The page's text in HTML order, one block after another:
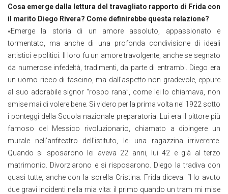
Cosa emerge dalla lettura del travagliato rapporto di Frida con
il marito Diego Rivera? Come definirebbe questa relazione?
«Emerge la storia di un amore assoluto, appassionato e
tormentato, ma anche di una profonda condivisione di ideali
artistici e politici. Il loro fu un amore travolgente, anche se segnato
da numerose infedeltà, tradimenti, da parte di entrambi. Diego era
un uomo ricco di fascino, ma dall’aspetto non gradevole, eppure
al suo adorabile signor “rospo rana”, come lei lo chiamava, non
smise mai di volere bene. Si videro per la prima volta nel 1922 sotto
i ponteggi della Scuola nazionale preparatoria. Lui era il pittore più
famoso del Messico rivoluzionario, chiamato a dipingere un
murale nell’anfiteatro dell’istituto, lei una ragazzina irriverente.
Quando si sposarono lei aveva 22 anni, lui 42 e già al terzo
matrimonio. Divorziarono e si risposarono. Diego la tradiva con
quasi tutte, anche con la sorella Cristina. Frida diceva: “Ho avuto
due gravi incidenti nella mia vita: il primo quando un tram mi mise